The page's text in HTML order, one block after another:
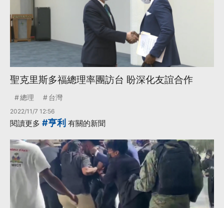
聖克里斯多福總理率團訪台 盼深化友誼合作
總理 台灣
2022/11/7 12:56
閱讀更多 #亨利 有關的新聞